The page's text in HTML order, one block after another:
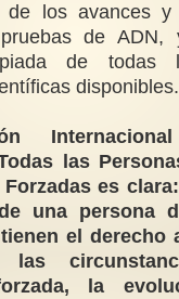
los avances y
de ADN,
de todas
disponibles.
las
Forzadas es
una persona
el derecho
las
la